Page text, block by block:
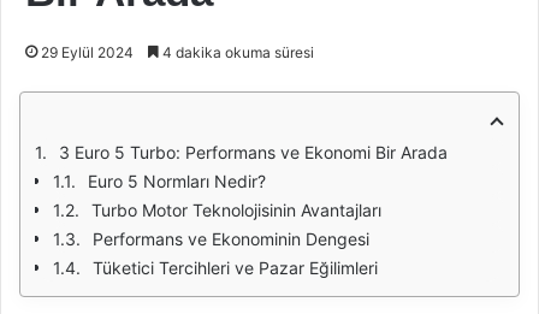
29 Eylül 2024 4 dakika okuma süresi
3 Euro 5 Turbo: Performans ve Ekonomi Bir Arada
Euro 5 Normları Nedir?
Turbo Motor Teknolojisinin Avantajları
Performans ve Ekonominin Dengesi
Tüketici Tercihleri ve Pazar Eğilimleri